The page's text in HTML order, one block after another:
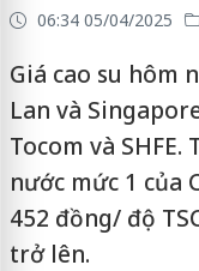
06:34 05/04/2025
Giá cao su hôm
Lan và
Tocom và
nước mức 1 của
452 đồng/ độ
trở lên.